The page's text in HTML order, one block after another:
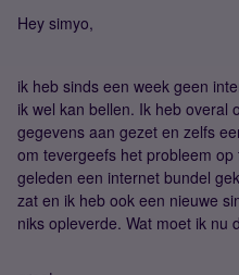
Hey simyo,
ik heb sinds een week geen
ik wel kan bellen. Ik heb overal
gegevens aan gezet en zelfs
om tevergeefs het probleem
geleden een internet bundel
zat en ik heb ook een nieuwe
niks opleverde. Wat moet ik nu